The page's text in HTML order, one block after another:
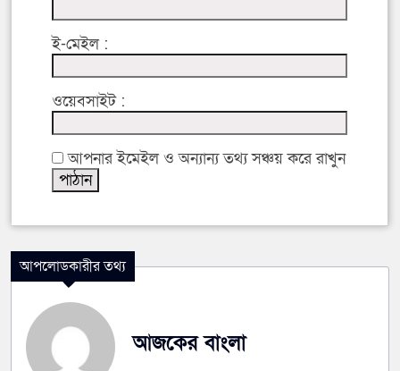
ই-মেইল :
ওয়েবসাইট :
আপনার ইমেইল ও অন্যান্য তথ্য সঞ্চয় করে রাখুন
আপলোডকারীর তথ্য
আজকের বাংলা